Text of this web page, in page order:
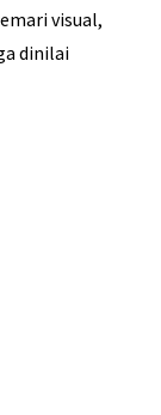
visual,
dinilai